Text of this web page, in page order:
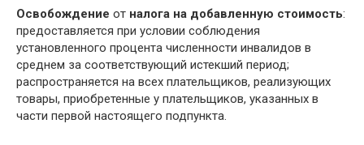
Освобождение от налога на добавленную стоимость:
предоставляется при условии соблюдения
установленного процента численности инвалидов в
среднем за соответствующий истекший период;
распространяется на всех плательщиков, реализующих
товары, приобретенные у плательщиков, указанных в
части первой настоящего подпункта.